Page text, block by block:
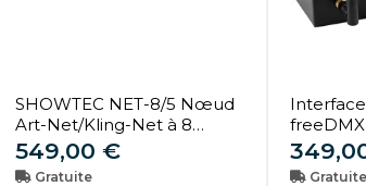
SHOWTEC NET-8/5 Nœud
Art-Net/Kling-Net à 8
canaux - XLR 5 broches -
Logiciels et matériels DMX
549,00 €
Gratuite
Interface
freeDMX
Logiciels
Gratuite